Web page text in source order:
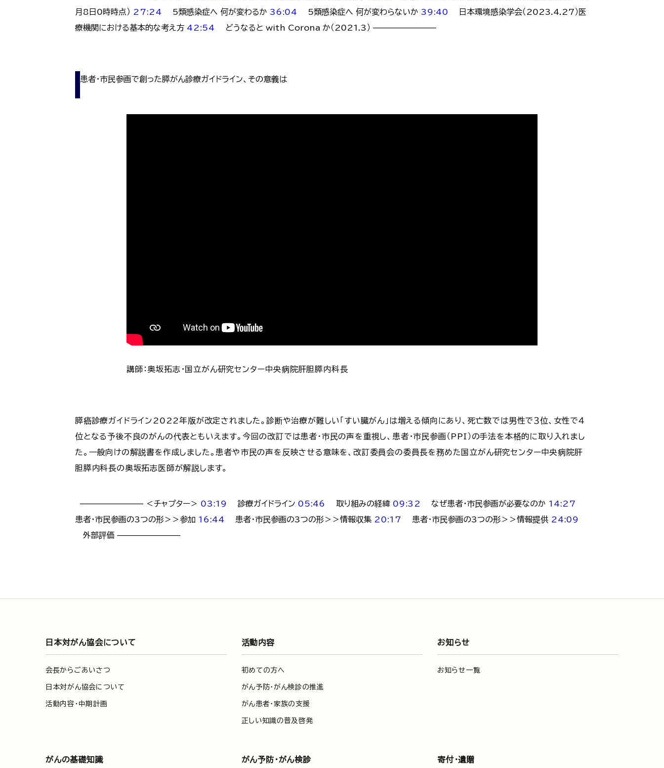
月8日0時時点） 27:24 5類感染症へ 何が変わるか 36:04 5類感染症へ 何が変わらないか 39:40
日本環境感染学会（2023.4.27）医
療機関における基本的な考え方 42:54 どうなると with Corona か（2021.3） ————————
患者・市民参画で創った膵がん診療ガイドライン、その意義は
講師：奥坂拓志・国立がん研究センター中央病院肝胆膵内科長
膵癌診療ガイドライン2022年版が改定されました。診断や治療が難しい「すい臓がん」は増える傾向にあり、死亡数では男性で３位、女性で４
位となる予後不良のがんの代表ともいえます。今回の改訂では患者・市民の声を重視し、患者・市民参画（PPI）の手法を本格的に取り入れまし
た。一般向けの解説書を作成しました。患者や市民の声を反映させる意味を、改訂委員会の委員長を務めた国立がん研究センター中央病院肝
胆膵内科長の奥坂拓志医師が解説します。
———————— ＜チャプター＞ 03:19 診療ガイドライン 05:46 取り組みの経緯 09:32 なぜ患者・市民参画が必要なのか 14:27
患者・市民参画の3つの形＞＞参加 16:44 患者・市民参画の3つの形＞＞情報収集 20:17 患者・市民参画の3つの形＞＞情報提供 24:09
外部評価 ————————
日本対がん協会について
会長からごあいさつ
日本対がん協会について
活動内容・中期計画
活動内容
初めての方へ
がん予防・がん検診の推進
がん患者・家族の支援
正しい知識の普及啓発
お知らせ
お知らせ一覧
がんの基礎知識 がん予防・がん検診 寄付・遺贈